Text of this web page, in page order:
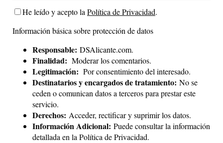
He leído y acepto la Política de Privacidad.
Información básica sobre protección de datos
Responsable: DSAlicante.com.
Finalidad: Moderar los comentarios.
Legitimación: Por consentimiento del interesado.
Destinatarios y encargados de tratamiento: No se
ceden o comunican datos a terceros para prestar este
servicio.
Derechos: Acceder, rectificar y suprimir los datos.
Información Adicional: Puede consultar la información
detallada en la Política de Privacidad.